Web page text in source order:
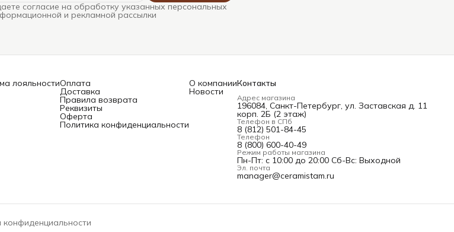
согласие на обработку указанных персональных
и рекламной рассылки
лояльностиОплата
Доставка
Правила возврата
Реквизиты
Оферта
Политика конфиденциальности
О компании
Новости
Контакты
Адрес магазина
196084, Санкт-Петербург, ул. Заставская д. 11
корп. 2Б (2 этаж)
Телефон в СПб
8 (812) 501-84-45
Телефон
8 (800) 600-40-49
Режим работы магазина
Пн-Пт: с 10:00 до 20:00 Сб-Вс: Выходной
Эл. почта
manager@ceramistam.ru
конфиденциальности